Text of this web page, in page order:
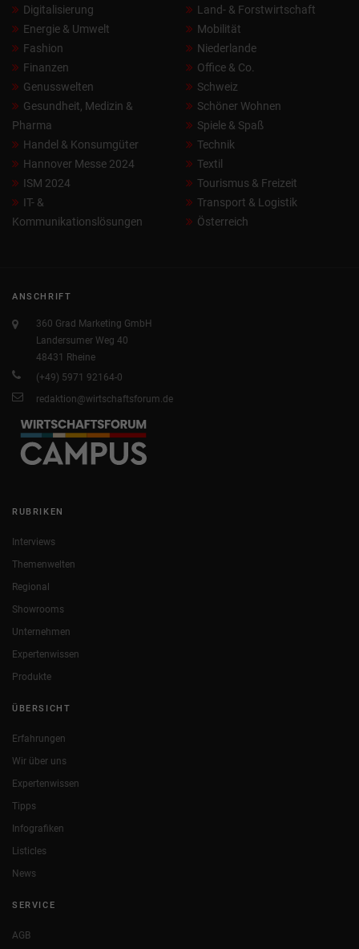
Digitalisierung
Energie & Umwelt
Fashion
Finanzen
Genusswelten
Gesundheit, Medizin &
Pharma
Handel & Konsumgüter
Hannover Messe 2024
ISM 2024
IT- &
Kommunikationslösungen
Land- & Forstwirtschaft
Mobilität
Niederlande
Office & Co.
Schweiz
Schöner Wohnen
Spiele & Spaß
Technik
Textil
Tourismus & Freizeit
Transport & Logistik
Österreich
ANSCHRIFT
360 Grad Marketing GmbH
Landersumer Weg 40
48431 Rheine
(+49) 5971 92164-0
redaktion@wirtschaftsforum.de
RUBRIKEN
Interviews
Themenwelten
Regional
Showrooms
Unternehmen
Expertenwissen
Produkte
ÜBERSICHT
Erfahrungen
Wir über uns
Expertenwissen
Tipps
Infografiken
Listicles
News
SERVICE
AGB